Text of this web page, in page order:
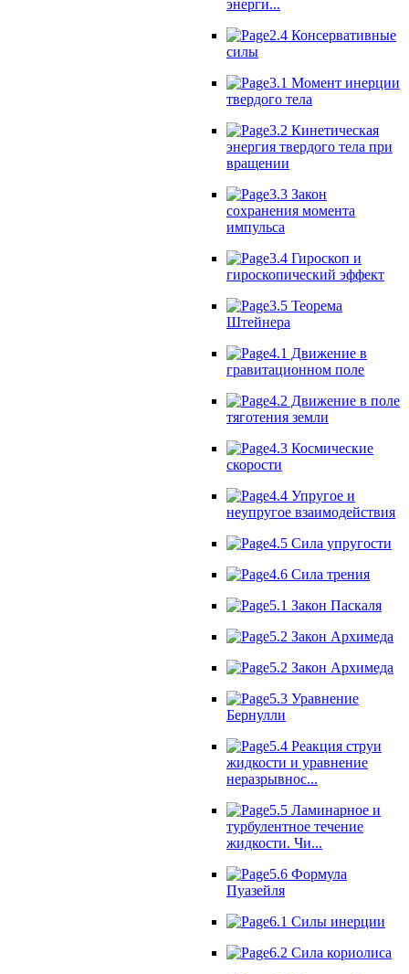
энерги...
2.4 Консервативные
силы
3.1 Момент инерции
твердого тела
3.2 Кинетическая
энергия твердого тела при
вращении
3.3 Закон
сохранения момента
импульса
3.4 Гироскоп и
гироскопический эффект
3.5 Теорема
Штейнера
4.1 Движение в
гравитационном поле
4.2 Движение в поле
тяготения земли
4.3 Космические
скорости
4.4 Упругое и
неупругое взаимодействия
4.5 Сила упругости
4.6 Сила трения
5.1 Закон Паскаля
5.2 Закон Архимеда
5.2 Закон Архимеда
5.3 Уравнение
Бернулли
5.4 Реакция струи
жидкости и уравнение
неразрывнос...
5.5 Ламинарное и
турбулентное течение
жидкости. Чи...
5.6 Формула
Пуазейля
6.1 Силы инерции
6.2 Сила кориолиса